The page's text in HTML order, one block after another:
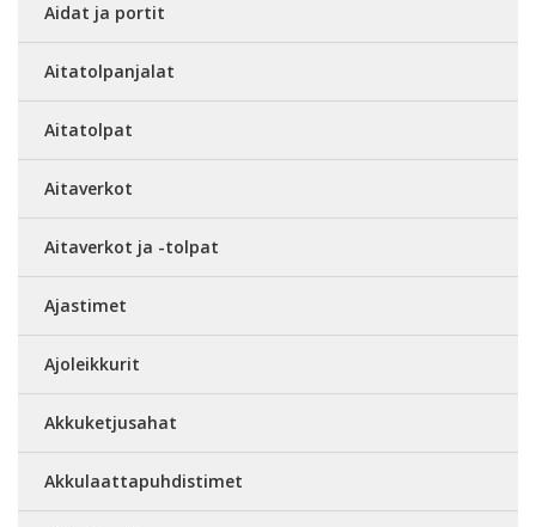
Aidat ja portit
Aitatolpanjalat
Aitatolpat
Aitaverkot
Aitaverkot ja -tolpat
Ajastimet
Ajoleikkurit
Akkuketjusahat
Akkulaattapuhdistimet